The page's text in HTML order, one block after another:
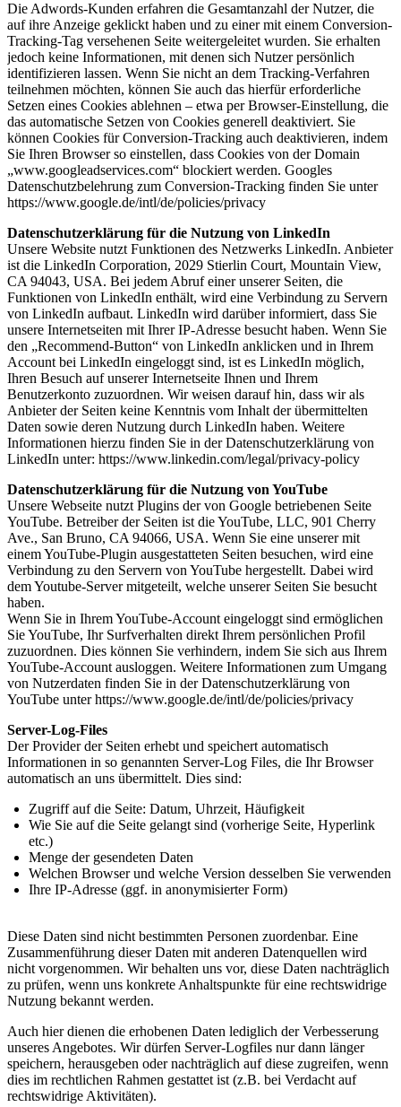
Die Adwords-Kunden erfahren die Gesamtanzahl der Nutzer, die
auf ihre Anzeige geklickt haben und zu einer mit einem Conversion-
Tracking-Tag versehenen Seite weitergeleitet wurden. Sie erhalten
jedoch keine Informationen, mit denen sich Nutzer persönlich
identifizieren lassen. Wenn Sie nicht an dem Tracking-Verfahren
teilnehmen möchten, können Sie auch das hierfür erforderliche
Setzen eines Cookies ablehnen – etwa per Browser-Einstellung, die
das automatische Setzen von Cookies generell deaktiviert. Sie
können Cookies für Conversion-Tracking auch deaktivieren, indem
Sie Ihren Browser so einstellen, dass Cookies von der Domain
„www.googleadservices.com“ blockiert werden. Googles
Datenschutzbelehrung zum Conversion-Tracking finden Sie unter
https://www.google.de/intl/de/policies/privacy
Datenschutzerklärung für die Nutzung von LinkedIn
Unsere Website nutzt Funktionen des Netzwerks LinkedIn. Anbieter
ist die LinkedIn Corporation, 2029 Stierlin Court, Mountain View,
CA 94043, USA. Bei jedem Abruf einer unserer Seiten, die
Funktionen von LinkedIn enthält, wird eine Verbindung zu Servern
von LinkedIn aufbaut. LinkedIn wird darüber informiert, dass Sie
unsere Internetseiten mit Ihrer IP-Adresse besucht haben. Wenn Sie
den „Recommend-Button“ von LinkedIn anklicken und in Ihrem
Account bei LinkedIn eingeloggt sind, ist es LinkedIn möglich,
Ihren Besuch auf unserer Internetseite Ihnen und Ihrem
Benutzerkonto zuzuordnen. Wir weisen darauf hin, dass wir als
Anbieter der Seiten keine Kenntnis vom Inhalt der übermittelten
Daten sowie deren Nutzung durch LinkedIn haben. Weitere
Informationen hierzu finden Sie in der Datenschutzerklärung von
LinkedIn unter: https://www.linkedin.com/legal/privacy-policy
Datenschutzerklärung für die Nutzung von YouTube
Unsere Webseite nutzt Plugins der von Google betriebenen Seite
YouTube. Betreiber der Seiten ist die YouTube, LLC, 901 Cherry
Ave., San Bruno, CA 94066, USA. Wenn Sie eine unserer mit
einem YouTube-Plugin ausgestatteten Seiten besuchen, wird eine
Verbindung zu den Servern von YouTube hergestellt. Dabei wird
dem Youtube-Server mitgeteilt, welche unserer Seiten Sie besucht
haben.
Wenn Sie in Ihrem YouTube-Account eingeloggt sind ermöglichen
Sie YouTube, Ihr Surfverhalten direkt Ihrem persönlichen Profil
zuzuordnen. Dies können Sie verhindern, indem Sie sich aus Ihrem
YouTube-Account ausloggen. Weitere Informationen zum Umgang
von Nutzerdaten finden Sie in der Datenschutzerklärung von
YouTube unter https://www.google.de/intl/de/policies/privacy
Server-Log-Files
Der Provider der Seiten erhebt und speichert automatisch
Informationen in so genannten Server-Log Files, die Ihr Browser
automatisch an uns übermittelt. Dies sind:
Zugriff auf die Seite: Datum, Uhrzeit, Häufigkeit
Wie Sie auf die Seite gelangt sind (vorherige Seite, Hyperlink
etc.)
Menge der gesendeten Daten
Welchen Browser und welche Version desselben Sie verwenden
Ihre IP-Adresse (ggf. in anonymisierter Form)
Diese Daten sind nicht bestimmten Personen zuordenbar. Eine
Zusammenführung dieser Daten mit anderen Datenquellen wird
nicht vorgenommen. Wir behalten uns vor, diese Daten nachträglich
zu prüfen, wenn uns konkrete Anhaltspunkte für eine rechtswidrige
Nutzung bekannt werden.
Auch hier dienen die erhobenen Daten lediglich der Verbesserung
unseres Angebotes. Wir dürfen Server-Logfiles nur dann länger
speichern, herausgeben oder nachträglich auf diese zugreifen, wenn
dies im rechtlichen Rahmen gestattet ist (z.B. bei Verdacht auf
rechtswidrige Aktivitäten).